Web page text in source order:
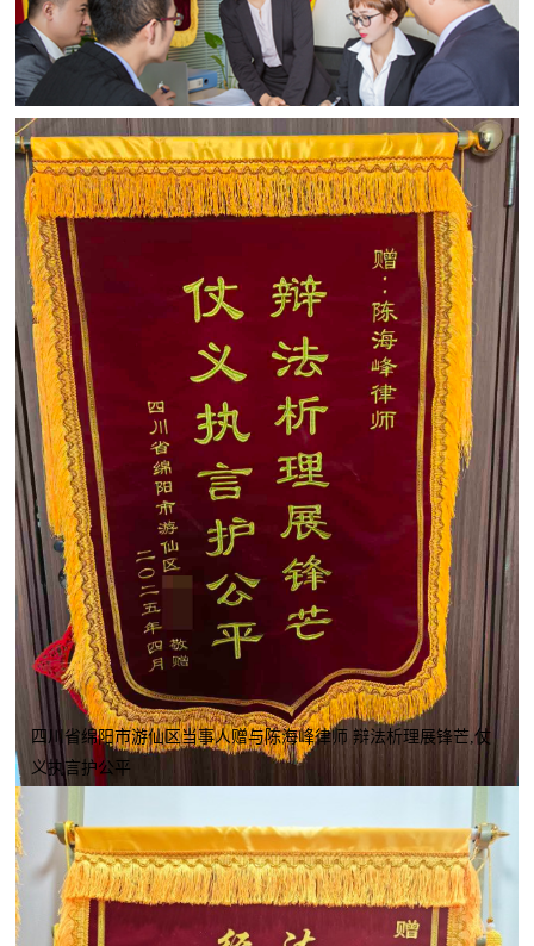
四川省绵阳市游仙区当事人赠与陈海峰律师 辩法析理展锋芒,仗
义执言护公平